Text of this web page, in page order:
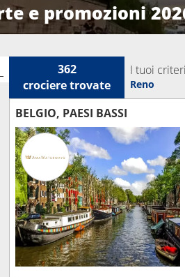
e promozioni
362
crocieretrovate
I tuoi
Reno
BELGIO, PAESI BASSI